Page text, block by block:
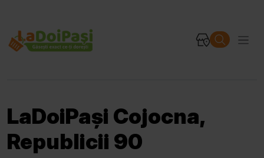
LaDoiPași Cojocna,
Republicii 90